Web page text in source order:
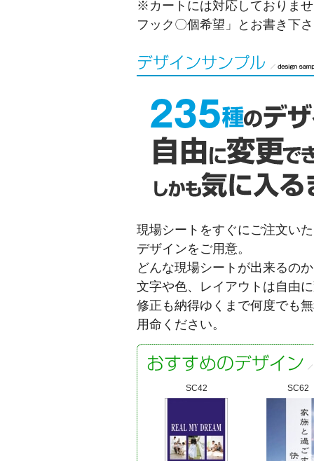
※カートには対応しておりま
フック〇個希望」とお書き下
現場シートをすぐにご注文い
デザインをご用意。
どんな現場シートが出来るの
文字や色、レイアウトは自由
修正も納得ゆくまで何度でも
用命ください。
SC42 SC62